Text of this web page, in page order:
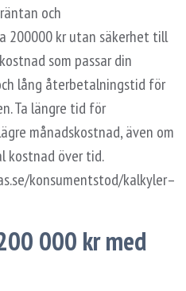
och
200000 kr utan säkerhet till
som passar din
lång återbetalningstid för
Ta längre tid för
månadskostnad, även om
kostnad över tid.
konsumentstod/kalkyler–
000 kr med